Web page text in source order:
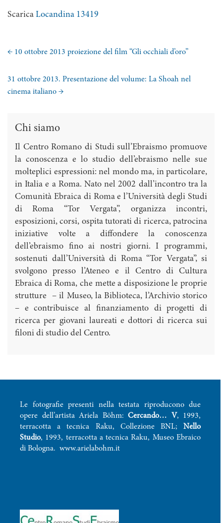
Scarica Locandina 13419
← 10 ottobre 2013 proiezione del film “Gli occhiali d’oro”
31 ottobre 2013. Presentazione del volume: La Shoah nel
cinema italiano →
Chi siamo
Il Centro Romano di Studi sull’Ebraismo promuove
la conoscenza e lo studio dell’ebraismo nelle sue
molteplici espressioni: nel mondo ma, in particolare,
in Italia e a Roma. Nato nel 2002 dall’incontro tra la
Comunità Ebraica di Roma e l’Università degli Studi
di Roma “Tor Vergata”, organizza incontri,
esposizioni, corsi, ospita tutorati di ricerca, patrocina
iniziative volte a diffondere la conoscenza
dell’ebraismo fino ai nostri giorni. I programmi,
sostenuti dall’Università di Roma “Tor Vergata”, si
svolgono presso l’Ateneo e il Centro di Cultura
Ebraica di Roma, che mette a disposizione le proprie
strutture – il Museo, la Biblioteca, l’Archivio storico
– e contribuisce al finanziamento di progetti di
ricerca per giovani laureati e dottori di ricerca sui
filoni di studio del Centro.
Le fotografie presenti nella testata riproducono due
opere dell’artista Ariela Böhm: Cercando… V, 1993,
terracotta a tecnica Raku, Collezione BNL; Nello
Studio, 1993, terracotta a tecnica Raku, Museo Ebraico
di Bologna. www.arielabohm.it